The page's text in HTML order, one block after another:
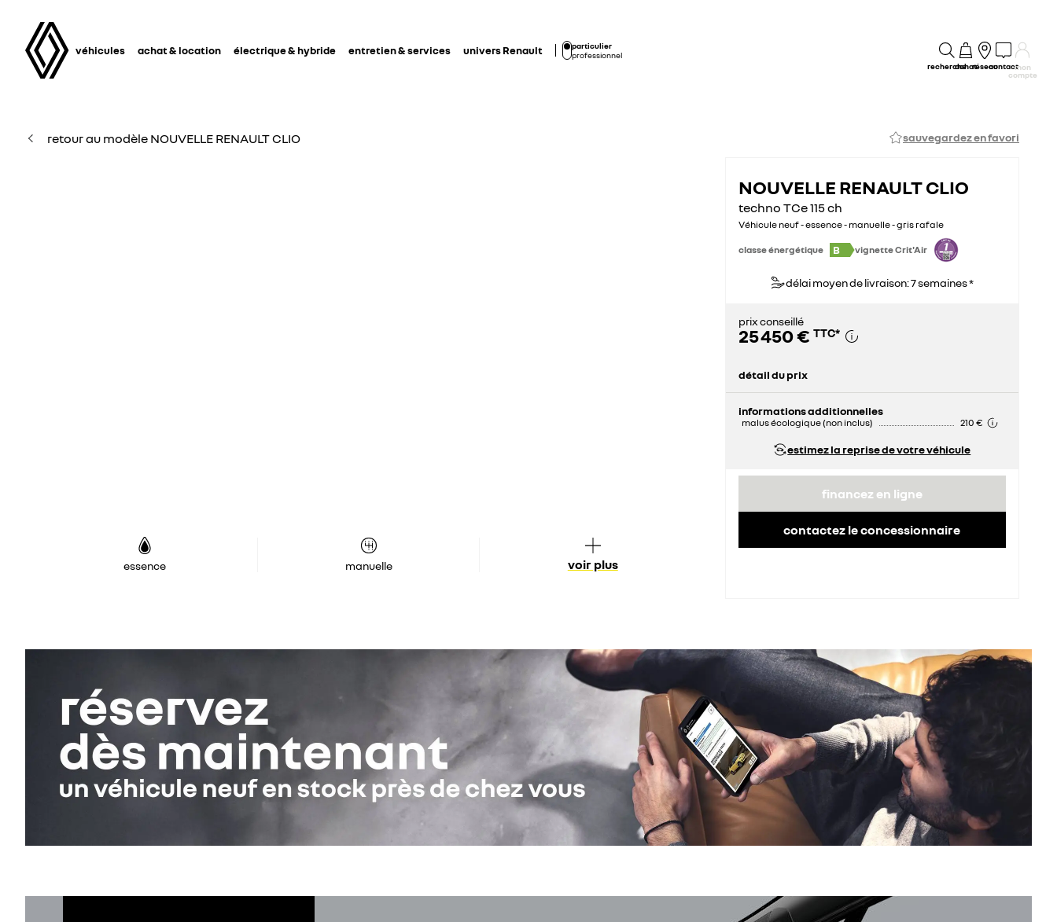
véhicules achat & location électrique & hybride entretien & services univers Renault
particulier
professionnel
rechercheachatréseaucontactmon
compte
retour au modèle NOUVELLE RENAULT CLIO sauvegardez en favori
essence manuelle voir plus
NOUVELLE RENAULT CLIO
techno TCe 115 ch
Véhicule neuf - essence - manuelle - gris rafale
classe énergétique B vignette Crit'Air
délai moyen de livraison: 7 semaines *
prix conseillé
25 450 € TTC*
détail du prix
informations additionnelles
malus écologique (non inclus) 210 €
estimez la reprise de votre véhicule
financez en ligne
contactez le concessionnaire